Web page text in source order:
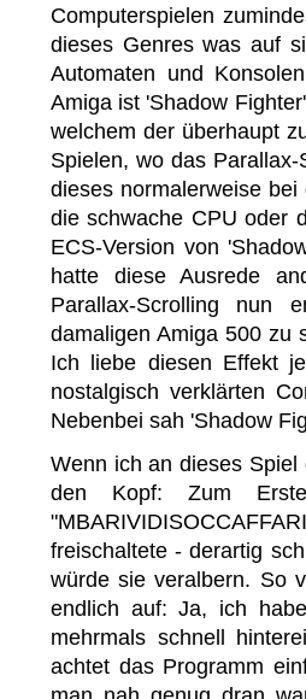
Computerspielen
dieses Genres was auf
Automaten und
Amiga ist 'Shadow
welchem der überhaupt
Spielen, wo das
dieses normalerweise
die schwache CPU oder
ECS-Version von
hatte diese Ausrede
Parallax-Scrolling nun
damaligen Amiga 500 zu
Ich liebe diesen Effekt
nostalgisch verklärten
Nebenbei sah 'Shadow
Wenn ich an dieses
den Kopf: Zum
freischaltete - derartig
würde sie veralbern. So
endlich auf: Ja, ich
mehrmals schnell
achtet das Programm